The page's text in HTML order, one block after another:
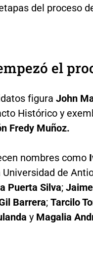
del proceso
el
figura John
Histórico y
Fredy Muñoz.
nombres como
de
Puerta Silva;
Barrera; Tarcilo
y Magalia